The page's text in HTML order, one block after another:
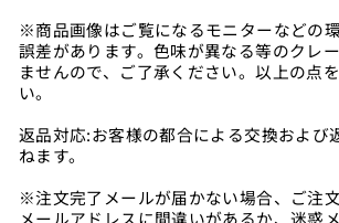
※商品画像はご覧になるモニターなどの
誤差があります。色味が異なる等のクレ
ませんので、ご了承ください。以上の点
い。
返品対応:お客様の都合による交換および
ねます。
※注文完了メールが届かない場合、ご注
メールアドレスに間違いがあるか、迷惑